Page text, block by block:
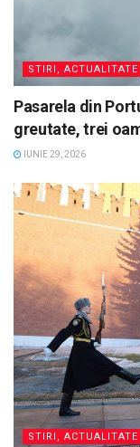
STIRI, ACTUALITATE
Pasarela din
greutate, trei
IUNIE 29, 2026
STIRI, ACTUALITATE